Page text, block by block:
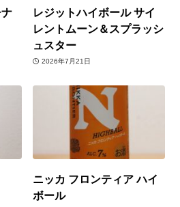
レジットハイボール サイ
レントムーン＆スプラッシ
ュスター
2026年7月21日
ニッカ フロンティア ハイ
ボール